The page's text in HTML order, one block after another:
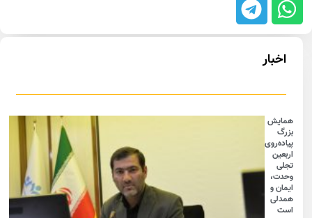
اخبار
همایش
بزرگ
پیاده‌روی
اربعین
تجلی
وحدت،
ایمان و
همدلی
است